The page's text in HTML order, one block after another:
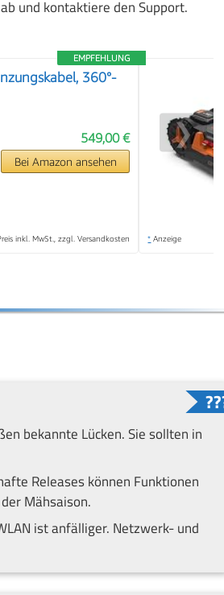
und kontaktiere den Support.
EMPFEHLUNG
360°-
549,00 €
Bei Amazon ansehen
inkl. MwSt., zzgl. Versandkosten * Anzeige
❯
bekannte Lücken. Sie sollten in
Releases können Funktionen
Mähsaison.
ist anfälliger. Netzwerk- und